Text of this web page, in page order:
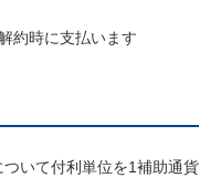
約時に支払います
いて付利単位を1補助通貨